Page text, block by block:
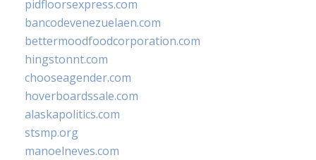
pidfloorsexpress.com
bancodevenezuelaen.com
bettermoodfoodcorporation.com
hingstonnt.com
chooseagender.com
hoverboardssale.com
alaskapolitics.com
stsmp.org
manoelneves.com